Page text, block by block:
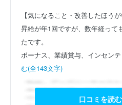
【気になること・改善したほうが
昇給が年1回ですが、数年経って
たです。
ボーナス、業績賞与、インセン
む(全143文字)
口コミを読む